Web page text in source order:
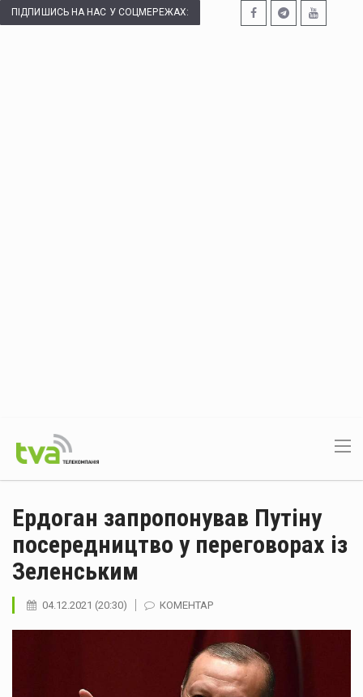
ПІДПИШИСЬ НА НАС У СОЦМЕРЕЖАХ:
Ердоган запропонував Путіну
посередництво у переговорах із
Зеленським
04.12.2021 (20:30) КОМЕНТАР